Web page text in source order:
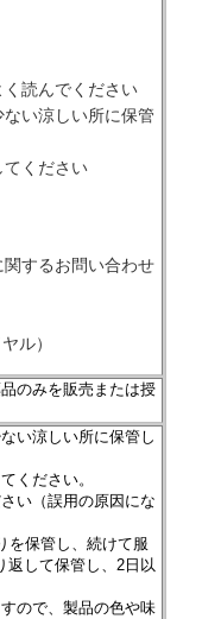
読んでください
い涼しい所に保管
ください
関するお問い合わせ
ル）
のみを販売または授
い涼しい所に保管し
ください。
い（誤用の原因にな
を保管し、続けて服
返して保管し、2日以
ので、製品の色や味